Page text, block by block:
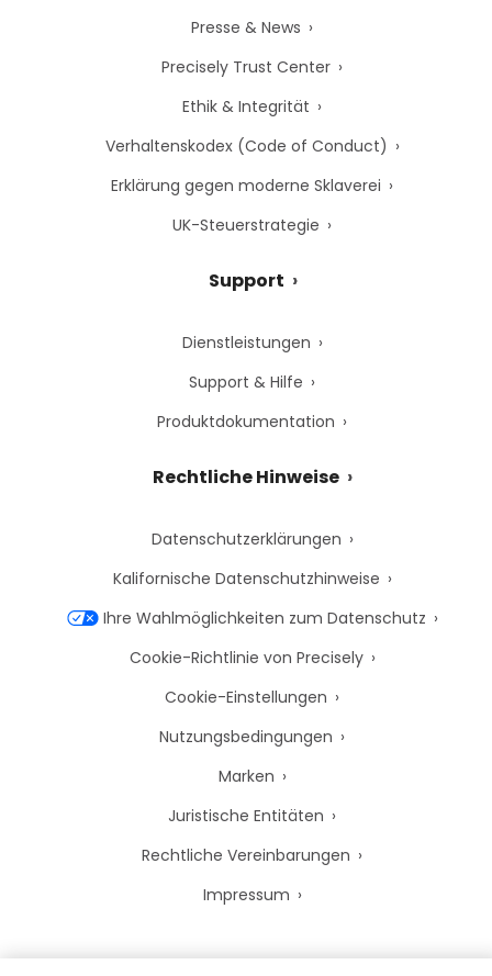
Presse & News
Precisely Trust Center
Ethik & Integrität
Verhaltenskodex (Code of Conduct)
Erklärung gegen moderne Sklaverei
UK-Steuerstrategie
Support
Dienstleistungen
Support & Hilfe
Produktdokumentation
Rechtliche Hinweise
Datenschutzerklärungen
Kalifornische Datenschutzhinweise
Ihre Wahlmöglichkeiten zum Datenschutz
Cookie-Richtlinie von Precisely
Cookie-Einstellungen
Nutzungsbedingungen
Marken
Juristische Entitäten
Rechtliche Vereinbarungen
Impressum